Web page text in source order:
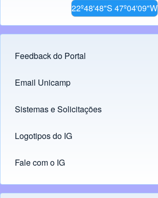
22º48'48"S 47º04'09"W
Footer menu
Feedback do Portal
Links
Email Unicamp
(opens in new tab)
Sistemas e Solicitações
(opens in new tab)
Logotipos do IG
(opens in new tab)
Fale com o IG